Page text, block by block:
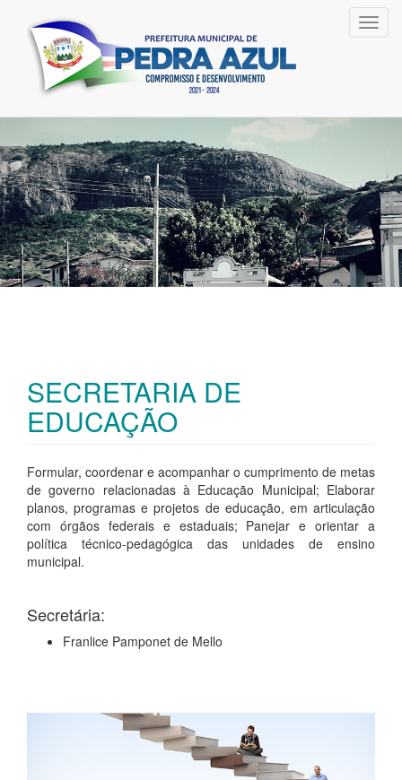
SECRETARIA DE
EDUCAÇÃO
Formular, coordenar e acompanhar o cumprimento de metas
de governo relacionadas à Educação Municipal; Elaborar
planos, programas e projetos de educação, em articulação
com órgãos federais e estaduais; Panejar e orientar a
política técnico-pedagógica das unidades de ensino
municipal.
Secretária:
Franlice Pamponet de Mello